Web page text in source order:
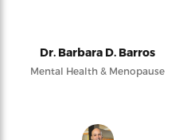
Dr. Barbara D. Barros
Mental Health & Menopause